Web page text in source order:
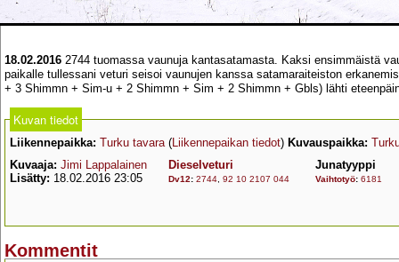
18.02.2016 2744 tuomassa vaunuja kantasatamasta. Kaksi ensimmäistä
paikalle tullessani veturi seisoi vaunujen kanssa satamaraiteiston
+ 3 Shimmn + Sim-u + 2 Shimmn + Sim + 2 Shimmn + Gbls) lähti
Kuvan tiedot
Liikennepaikka: Turku tavara(Liikennepaikan tiedot) Kuvauspaikka:
Kuvaaja: Jimi Lappalainen
Lisätty: 18.02.2016 23:05
Dieselveturi
Dv12: 2744 92 10 2107 044
Junatyyppi
Vaihtotyö: 6181
Kommentit